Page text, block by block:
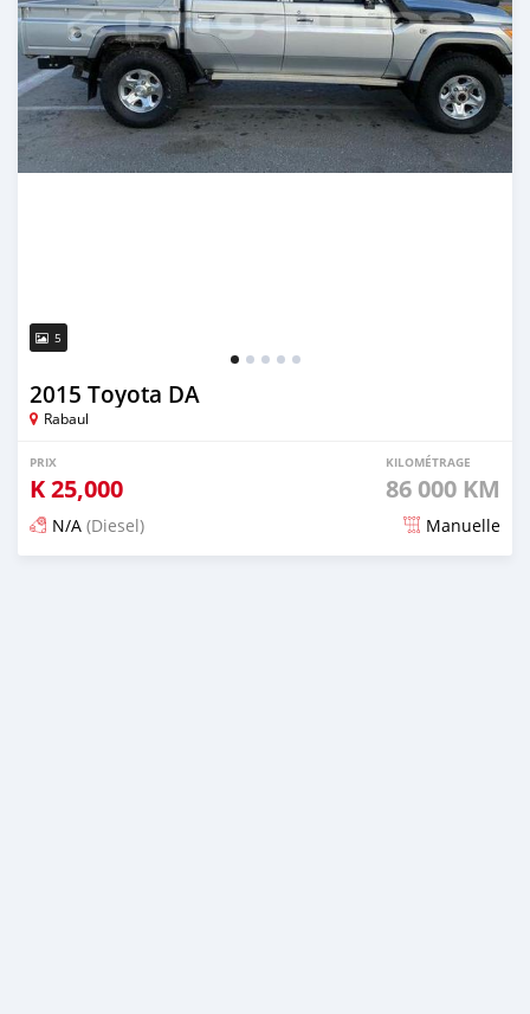
5
2015 Toyota DA
Rabaul
PRIX
K25,000
KILOMÉTRAGE
86 000 KM
N/A (Diesel) Manuelle